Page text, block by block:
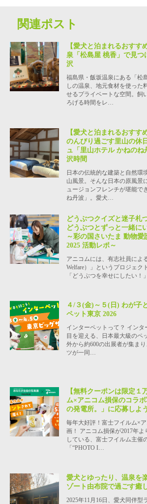
関連ポスト
【愛犬と泊まれるおすす
泉「松島屋 桃香」で見つ
沢
福島県・飯坂温泉にある「松
しの温泉、地元食材を使った
せるプライベートな空間。飼
ろげる時間をレ…
【愛犬と泊まれるおすす
のんびり過ごす里山の休
ュ「里山ホテル かねのね
沢時間
日本の伝統的な建築と自然環
山風景。そんな日本の原風景
ュージョンフレンチが堪能で
ね丹波」。愛犬…
どうぶつクイズと迷子札
どうぶつとずっと一緒に
～彩の国さいたま 動物愛
2025 活動レポ～
アニコムには、有志社員によ
Welfare）」というプロジェク
「どうぶつを幸せにしたい
４/３(金)～５(日) わが子
ペット東京 2026
インターペットって？ インタ
目を迎える、日本最大級のペ
外から約600の出展者が集ま
ツが一同…
【無料クーポンは限定１
ム×アニコム損保のコラ
の発電所。」に応募しよ
毎年大好評！富士フイルム×
画！ アニコム損保が2017年
している、富士フイルム主催
「“PHOTO I…
愛犬とゆったり、温泉を
ゾート由布院で過ごす癒
2025年11月16日、愛犬同伴型